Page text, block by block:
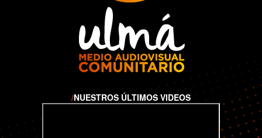
/NUESTROS ÚLTIMOS VIDEOS